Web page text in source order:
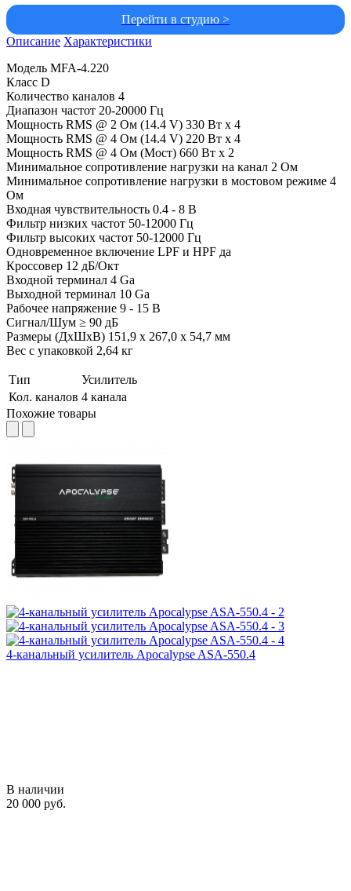
Перейти в студию >
Описание Характеристики
Модель MFA-4.220
Класс D
Количество каналов 4
Диапазон частот 20-20000 Гц
Мощность RMS @ 2 Ом (14.4 V) 330 Вт x 4
Мощность RMS @ 4 Ом (14.4 V) 220 Вт x 4
Мощность RMS @ 4 Ом (Мост) 660 Вт x 2
Минимальное сопротивление нагрузки на канал 2 Ом
Минимальное сопротивление нагрузки в мостовом режиме 4
Ом
Входная чувствительность 0.4 - 8 В
Фильтр низких частот 50-12000 Гц
Фильтр высоких частот 50-12000 Гц
Одновременное включение LPF и HPF да
Кроссовер 12 дБ/Окт
Входной терминал 4 Ga
Выходной терминал 10 Ga
Рабочее напряжение 9 - 15 В
Сигнал/Шум ≥ 90 дБ
Размеры (ДxШxВ) 151,9 x 267,0 x 54,7 мм
Вес с упаковкой 2,64 кг
Тип
Усилитель
Кол. каналов 4 канала
Похожие товары
4-канальный усилитель Apocalypse ASA-550.4
В наличии
20 000 руб.